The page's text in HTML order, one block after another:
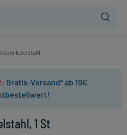
Edelstahl
Gratis-Versand* ab 19€
1 St